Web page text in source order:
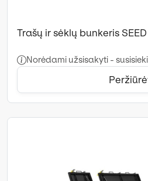
Trašų ir sėklų bunkeris
Norėdami užsisakyti -